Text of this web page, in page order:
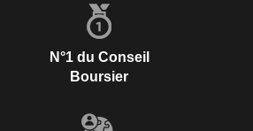
N°1 du Conseil
Boursier